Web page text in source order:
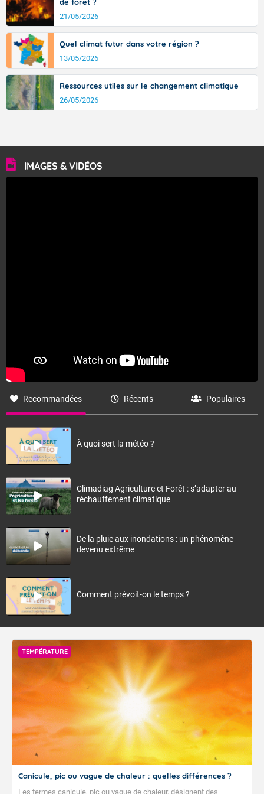
21/05/2026
Quel climat futur dans votre région ?
13/05/2026
Ressources utiles sur le changement climatique
26/05/2026
IMAGES & VIDÉOS
Recommandées Récents Populaires
À quoi sert la météo ?
Climadiag Agriculture et Forêt : s’adapter au
réchauffement climatique
De la pluie aux inondations : un phénomène
devenu extrême
Comment prévoit-on le temps ?
TEMPÉRATURE
Canicule, pic ou vague de chaleur : quelles différences ?
Les termes canicule, pic ou vague de chaleur, désignent des